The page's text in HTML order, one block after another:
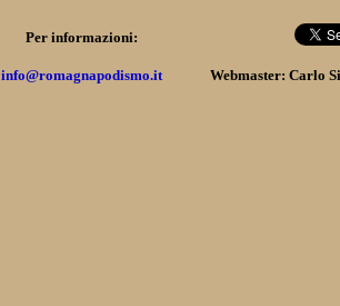
Per informazioni:
info@romagnapodismo.it Webmaster: Carlo